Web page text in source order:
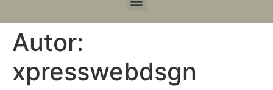
Autor:
xpresswebdsgn